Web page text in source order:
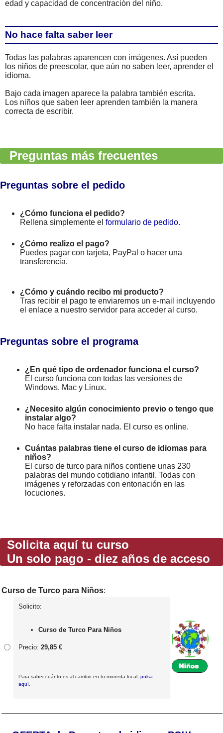
edad y capacidad de concentración del niño.
No hace falta saber leer
Todas las palabras aparencen con imágenes. Así pueden
los niños de preescolar, que aún no saben leer, aprender el
idioma.
Bajo cada imagen aparece la palabra también escrita.
Los niños que saben leer aprenden también la manera
correcta de escribir.
Preguntas más frecuentes
Preguntas sobre el pedido
¿Cómo funciona el pedido?
Rellena simplemente el formulario de pedido.
¿Cómo realizo el pago?
Puedes pagar con tarjeta, PayPal o hacer una
transferencia.
¿Cómo y cuándo recibo mi producto?
Tras recibir el pago te enviaremos un e-mail incluyendo
el enlace a nuestro servidor para acceder al curso.
Preguntas sobre el programa
¿En qué tipo de ordenador funciona el curso?
El curso funciona con todas las versiones de
Windows, Mac y Linux.
¿Necesito algún conocimiento previo o tengo que
instalar algo?
No hace falta instalar nada. El curso es online.
Cuántas palabras tiene el curso de idiomas para
niños?
El curso de turco para niños contiene unas 230
palabras del mundo cotidiano infantil. Todas con
imágenes y reforzadas con entonación en las
locuciones.
Solicita aquí tu curso
Un solo pago - diez años de acceso
Curso de Turco para Niños:
Solicito:
Curso de Turco Para Niños
Precio: 29,85 €
Para saber cuánto es al cambio en tu moneda local, pulsa
aquí